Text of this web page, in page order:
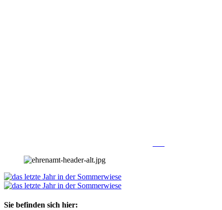
Sie befinden sich hier: